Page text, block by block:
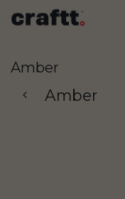
Amber
Amber